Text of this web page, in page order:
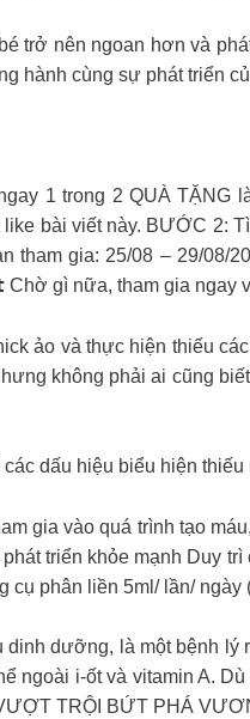
trở nên ngoan hơn và
hành cùng sự phát triển
1 trong 2 QUÀ
bài viết này. BƯỚC 2:
tham gia: 25/08 – 29/
nữa, tham gia ngay và
ảo và thực hiện thiếu
không phải ai cũng
dấu hiệu biểu hiện
gia vào quá trình tạo
triển khỏe mạnh Duy
phân liền 5ml/ lần/
dưỡng, là một bệnh lý
ngoài i-ốt và vitamin A.
TRỘI BỨT PHÁ